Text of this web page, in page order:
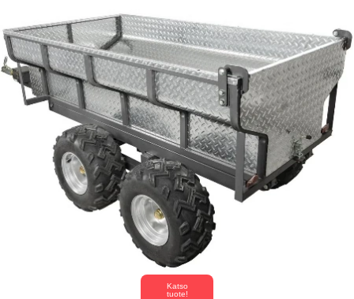
Katso
tuote!